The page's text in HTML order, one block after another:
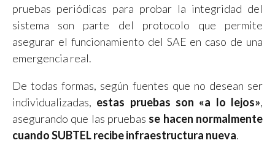
pruebas periódicas para probar la integridad del
sistema son parte del protocolo que permite
asegurar el funcionamiento del SAE en caso de una
emergencia real.
De todas formas, según fuentes que no desean ser
individualizadas, estas pruebas son «a lo lejos»,
asegurando que las pruebas se hacen normalmente
cuando SUBTEL recibe infraestructura nueva.